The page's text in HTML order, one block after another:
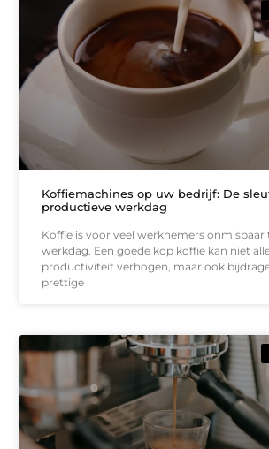
Koffiemachines op uw bedrijf: De
productieve werkdag
Koffie is voor veel werknemers onmisbaar
werkdag. Een goede kop koffie kan niet
productiviteit verhogen, maar ook
prettige